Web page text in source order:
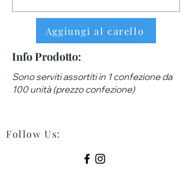
Aggiungi al carello
Info Prodotto:
Sono serviti assortiti in 1 confezione da
100 unità (prezzo confezione)
Follow Us: